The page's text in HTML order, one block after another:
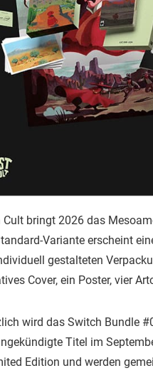
Cult bringt 2026 das
Variante erscheint
gestalteten
Cover, ein Poster, vier
wird das Switch Bundle
Titel im
Edition und werden